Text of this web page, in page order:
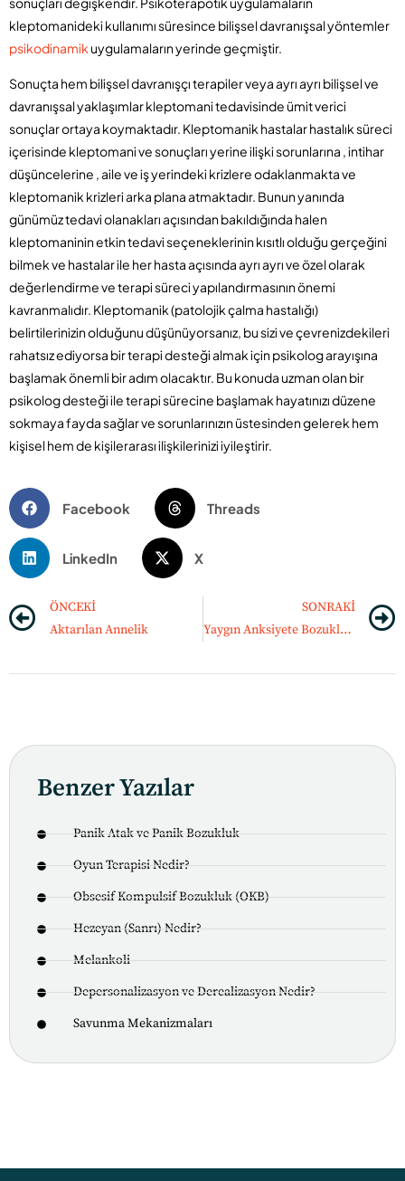
kleptomanideki kullanımı süresince bilişsel davranışsal yöntemler
psikodinamik uygulamaların yerinde geçmiştir.
Sonuçta hem bilişsel davranışçı terapiler veya ayrı ayrı bilişsel ve
davranışsal yaklaşımlar kleptomani tedavisinde ümit verici
sonuçlar ortaya koymaktadır. Kleptomanik hastalar hastalık süreci
içerisinde kleptomani ve sonuçları yerine ilişki sorunlarına , intihar
düşüncelerine , aile ve iş yerindeki krizlere odaklanmakta ve
kleptomanik krizleri arka plana atmaktadır. Bunun yanında
günümüz tedavi olanakları açısından bakıldığında halen
kleptomaninin etkin tedavi seçeneklerinin kısıtlı olduğu gerçeğini
bilmek ve hastalar ile her hasta açısında ayrı ayrı ve özel olarak
değerlendirme ve terapi süreci yapılandırmasının önemi
kavranmalıdır. Kleptomanik (patolojik çalma hastalığı)
belirtilerinizin olduğunu düşünüyorsanız, bu sizi ve çevrenizdekileri
rahatsız ediyorsa bir terapi desteği almak için psikolog arayışına
başlamak önemli bir adım olacaktır. Bu konuda uzman olan bir
psikolog desteği ile terapi sürecine başlamak hayatınızı düzene
sokmaya fayda sağlar ve sorunlarınızın üstesinden gelerek hem
kişisel hem de kişilerarası ilişkilerinizi iyileştirir.
Facebook Threads
LinkedIn X
ÖNCEKI
Aktarılan Annelik
SONRAKI
Yaygın Anksiyete Bozukluğu
Benzer Yazılar
Panik Atak ve Panik Bozukluk
Oyun Terapisi Nedir?
Obsesif Kompulsif Bozukluk (OKB)
Hezeyan (Sanrı) Nedir?
Melankoli
Depersonalizasyon ve Derealizasyon Nedir?
Savunma Mekanizmaları